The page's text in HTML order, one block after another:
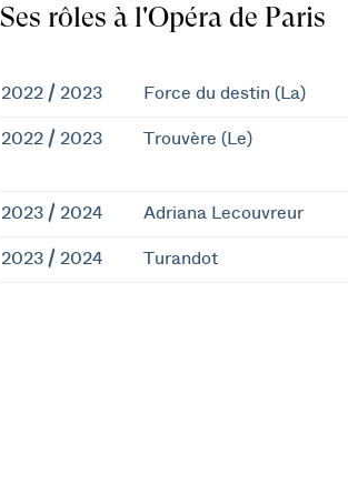
Ses rôles à l'Opéra de Paris
2022 / 2023 Force du destin (La)
2022 / 2023 Trouvère (Le)
2023 / 2024 Adriana Lecouvreur
2023 / 2024 Turandot